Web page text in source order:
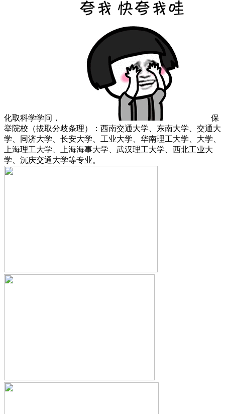
化取科学学问，
保
举院校（拔取分歧条理）：西南交通大学、东南大学、交通大
学、同济大学、长安大学、工业大学、华南理工大学、大学、
上海理工大学、上海海事大学、武汉理工大学、西北工业大
学、沉庆交通大学等专业。